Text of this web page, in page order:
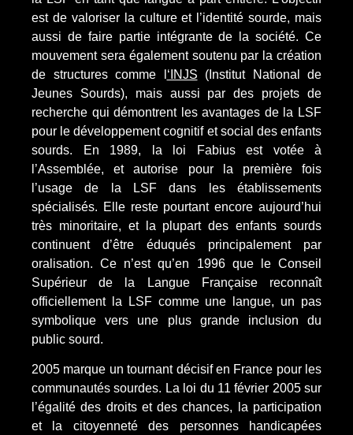
est de valoriser la culture et l’identité sourde, mais
aussi de faire partie intégrante de la société. Ce
mouvement sera également soutenu par la création
de structures comme l ‘INJS (Institut National de
Jeunes Sourds), mais aussi par des projets de
recherche qui démontrent les avantages de la LSF
pour le développement cognitif et social des enfants
sourds. En 1989, la loi Fabius est votée à
l’Assemblée, et autorise pour la première fois
l’usage de la LSF dans les établissements
spécialisés. Elle reste pourtant encore aujourd’hui
très minoritaire, et la plupart des enfants sourds
continuent d’être éduqués principalement par
oralisation. Ce n’est qu’en 1996 que le Conseil
Supérieur de la Langue Française reconnaît
officiellement la LSF comme une langue, un pas
symbolique vers une plus grande inclusion du
public sourd.
2005 marque un tournant décisif en France pour les
communautés sourdes. La loi du 11 février 2005 sur
l’égalité des droits et des chances, la participation
et la citoyenneté des personnes handicapées